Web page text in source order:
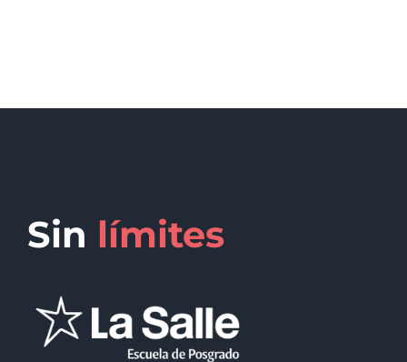
Sin límites